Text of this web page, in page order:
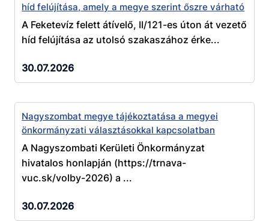
híd felújítása, amely a megye szerint őszre várható
A Feketevíz felett átívelő, II/121-es úton át vezető
híd felújítása az utolsó szakaszához érke...
30.07.2026
Nagyszombat megye tájékoztatása a megyei
önkormányzati választásokkal kapcsolatban
A Nagyszombati Kerületi Önkormányzat
hivatalos honlapján (https://trnava-
vuc.sk/volby-2026) a ...
30.07.2026